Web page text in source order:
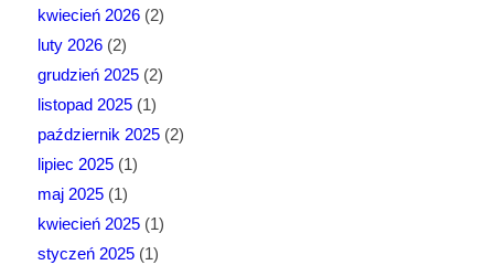
kwiecień 2026(2)
luty 2026(2)
grudzień 2025(2)
listopad 2025(1)
październik 2025(2)
lipiec 2025(1)
maj 2025(1)
kwiecień 2025(1)
styczeń 2025(1)